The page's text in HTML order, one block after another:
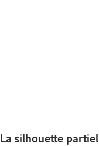
La silhouette